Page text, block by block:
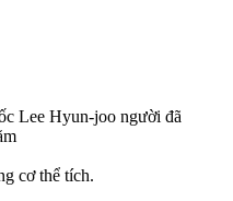
Lee Hyun-joo người đã
cơ thể tích.